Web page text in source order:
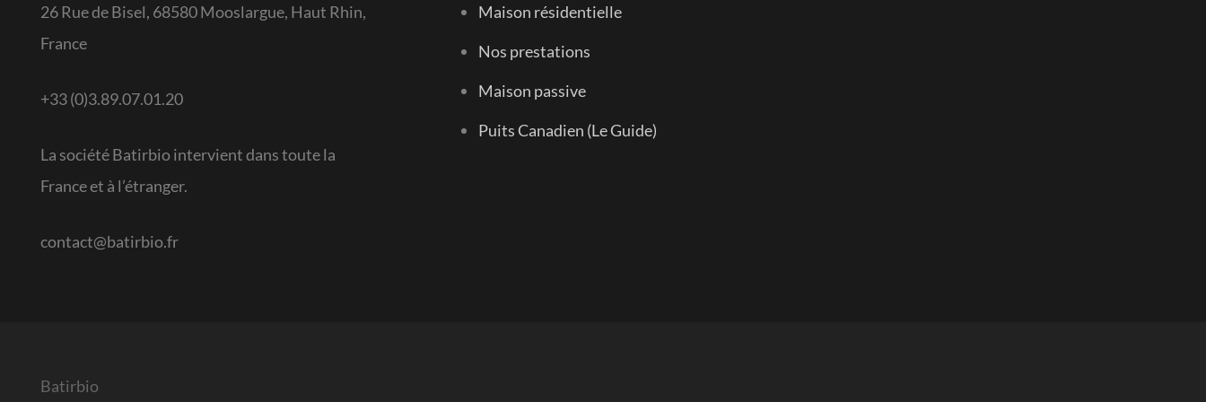
26 Rue de Bisel, 68580 Mooslargue, Haut Rhin,
France
+33 (0)3.89.07.01.20
La société Batirbio intervient dans toute la
France et à l’étranger.
contact@batirbio.fr
Maison résidentielle
Nos prestations
Maison passive
Puits Canadien (Le Guide)
Batirbio